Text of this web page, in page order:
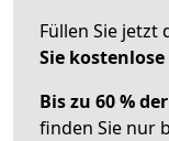
Füllen Sie jetzt
Sie
Bis zu 60 %
finden Sie nur